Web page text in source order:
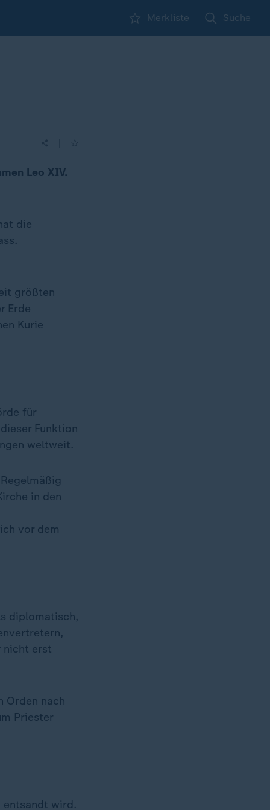
Merkliste Suche
Leo XIV.
die
größten
Erde
Kurie
für
Funktion
weltweit.
in den
vor dem
diplomatisch,
nicht erst
Orden nach
Priester
entsandt wird.